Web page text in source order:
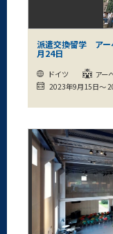
派遣交換留学 ア
月24日
ドイツ
アー
2023年9月15日～